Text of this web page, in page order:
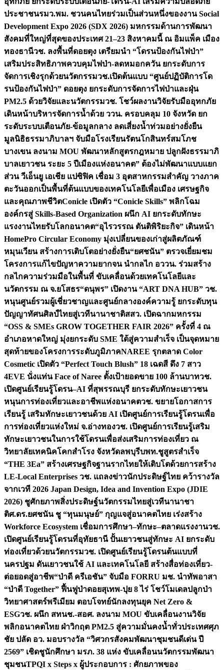
ประชาชนรมว.พม. ชวนคนไทยร่วมเป็นส่วนหนึ่งของงาน Social
Development Expo 2026 (SDX 2026) มหกรรมด้านการพัฒนา
สังคมที่ใหญ่ที่สุดของประเทศ 21–23 สิงหาคมนี้ ณ อิมแพ็ค เมือง
ทองธานีวช. ลงพื้นที่ดอยตุง เตรียมนำ “โดรนป้องกันไฟป่า”
เสริมประสิทธิภาพควบคุมไฟป่า-ลดหมอกควัน ยกระดับการ
จัดการเชิงรุกด้วยนวัตกรรมวช.เปิดต้นแบบ “ศูนย์ปฏิบัติการโด
รนป้องกันไฟป่า” ดอยตุง ยกระดับการจัดการไฟป่าและฝุ่น
PM2.5 ด้วยวิจัยและนวัตกรรมวช. โชว์ผลงานวิจัยรับมืออุทกภัย
เดินหน้าบริหารจัดการน้ำด้วย ววน. ครอบคลุม 10 จังหวัด ยก
ระดับระบบเตือนภัย-ข้อมูลกลาง ลดเสี่ยงน้ำท่วมอย่างยั่งยืน
มูลนิธิธรรมาภิบาลฯ จับมือโรงเรียนรัตนโกสินทร์สมโภช
บางเขน ลงนาม MOU พัฒนาหลักสูตรกฎหมาย ปลูกฝังธรรมาภิ
บาลเยาวชน ระยะ 5 ปีเมืองแห่งอนาคต” ต้องไม่พัฒนาแบบแยก
ส่วน วีเอ็นยู เอเชีย แปซิฟิค เชื่อม 3 อุตสาหกรรมสำคัญ วางภาค
ตะวันออกเป็นพื้นที่ต้นแบบของเทคโนโลยีเพื่อเมือง เศรษฐกิจ
และคุณภาพชีวิตConicle เปิดตัว “Conicle Skills” พลิกโฉม
องค์กรสู่ Skills-Based Organization ผนึก AI ยกระดับทักษะ
แรงงานไทยรับโลกอนาคต“อุไรวรรณ ตันติพิริยะกิจ” เดินหน้า
HomePro Circular Economy มุ่งเปลี่ยนของเก่าสู่ผลิตภัณฑ์
หมุนเวียน สร้างการเติบโตอย่างยั่งยืน“ยศชนัน” ตรวจเยี่ยมชม
โครงการแก้ไขปัญหาความยากจน นำกลไก อววน. ร่วมสร้าง
กลไกความร่วมมือในพื้นที่ ขับเคลื่อนด้วยเทคโนโลยีและ
นวัตกรรม ณ จ.ยโสธร“ดนุพร” เปิดงาน “ART DNA HUB” วช.
หนุนศูนย์รวมผู้เชี่ยวชาญและศูนย์กลางองค์ความรู้ ยกระดับทุน
ปัญญาทัศนศิลป์ไทยสู่เวทีนานาชาติสสว. เปิดฉากมหกรรม
“OSS & SMEs GROW TOGETHER FAIR 2026” ครั้งที่ 4 ณ
อำเภอหาดใหญ่ มุ่งยกระดับ SME ใต้สู่ความสำเร็จ เป็นจุดหมาย
สุดท้ายของโครงการระดับภูมิภาคNAREE รุกตลาด Color
Cosmetic เปิดตัว “Perfect Touch Blush” 18 เฉดสี ดึง 7 สาว
4EVE นั่งแท่น Face of Naree ตั้งเป้ายอดขาย 100 ล้านบาทวช.
เปิดศูนย์เรียนรู้โดรน–AI ที่สุพรรณบุรี ยกระดับทักษะเยาวชน
หนุนการท่องเที่ยวและอาชีพแห่งอนาคตวช. ขยายโอกาสการ
เรียนรู้ เสริมทักษะเยาวชนด้วย AI เปิดศูนย์การเรียนรู้โดรนเพื่อ
การท่องเที่ยวแห่งใหม่ จ.อ่างทองวช. เปิดศูนย์การเรียนรู้เสริม
ทักษะเยาวชนในการใช้โดรนเพื่อส่งเสริมการท่องเที่ยว ณ
วิทยาลัยเทคนิคโคกสำโรง จังหวัดลพบุรีบพท.ชูสูตรสำเร็จ
“THE 3Ea” สร้างเศรษฐกิจฐานรากไทยให้เติบโตด้วยการสร้าง
LE-Local Enterprises วช. แถลงข่าวนักประดิษฐ์ไทย คว้ารางวัล
จากเวที 2026 Japan Design, Idea and Invention Expo (JDIE
2026) ชูศักยภาพสิ่งประดิษฐ์นวัตกรรมไทยสู่เวทีนานาชา
ติศ.ดร.ยศชนัน ชู “ทุนมนุษย์” กุญแจสู่อนาคตไทย เร่งสร้าง
Workforce Ecosystem เชื่อมการศึกษา–ทักษะ–ตลาดแรงงานวช.
เปิดศูนย์เรียนรู้โดรนที่อุทัยธานี ปั้นเยาวชนสู่ทักษะ AI ยกระดับ
ท่องเที่ยวด้วยนวัตกรรมวช. เปิดศูนย์เรียนรู้โดรนต้นแบบที่
นครปฐม ดันเยาวชนใช้ AI และเทคโนโลยี สร้างสื่อท่องเที่ยว-
ต่อยอดสู่อาชีพ“ป่าดี ครีเอชัน” จับมือ FORRU มช. นำทัพอาสา
“ป่าดี Together” ฟื้นฟูป่าดอยสุเทพ-ปุย 8 ไร่ โชว์โมเดลปลูกป่า
วิทยาศาสตร์พรีเมียม ตอบโจทย์นักลงทุนยุค Net Zero &
ESGวช. ผนึก สทนช.-สอศ. ลงนาม MOU ขับเคลื่อนงานวิจัย
พลิกอนาคตไทย ฝ่าวิกฤต PM2.5 สู่ความมั่นคงน้ำทั่วประเทศศุภ
ชัย ปลัด อว. มอบรางวัล “วิศวกรสังคมพัฒนาชุมชนดีเด่น ปี
2569” เชิดชูนักศึกษา มรภ. 38 แห่ง ขับเคลื่อนนวัตกรรมพัฒนา
ชุมชนTPQI x Steps x ผู้ประกอบการ : ศักยภาพของ